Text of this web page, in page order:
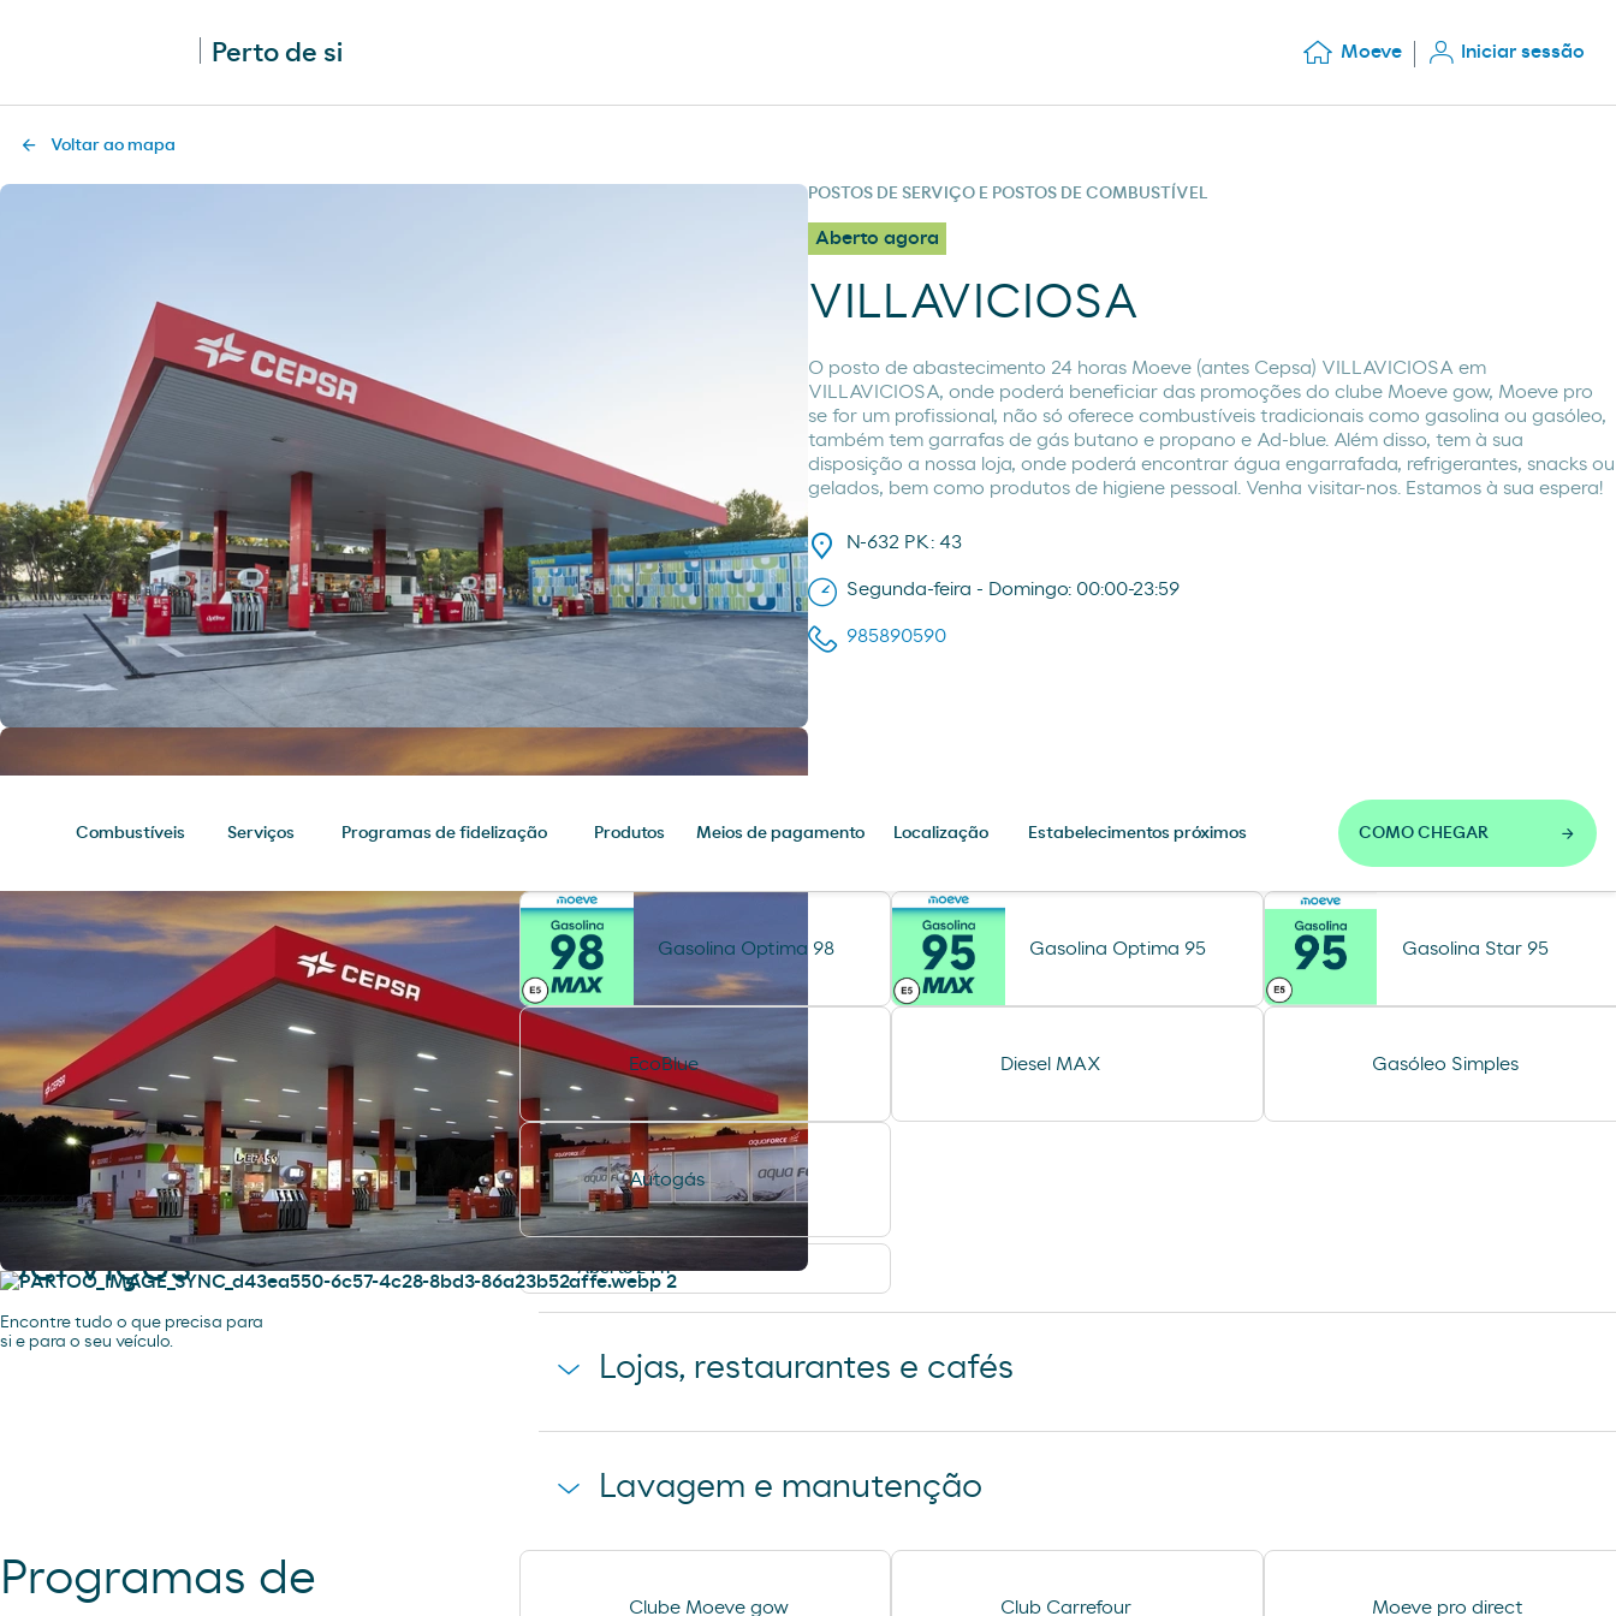
Perto de si Moeve Iniciar sessão
Voltar ao mapa
POSTOS DE SERVIÇO E POSTOS DE COMBUSTÍVEL
Aberto agora
VILLAVICIOSA
O posto de abastecimento 24 horas Moeve (antes Cepsa) VILLAVICIOSA em
VILLAVICIOSA, onde poderá beneficiar das promoções do clube Moeve gow, Moeve pro
se for um profissional, não só oferece combustíveis tradicionais como gasolina ou gasóleo,
também tem garrafas de gás butano e propano e Ad-blue. Além disso, tem à sua
disposição a nossa loja, onde poderá encontrar água engarrafada, refrigerantes, snacks ou
gelados, bem como produtos de higiene pessoal. Venha visitar-nos. Estamos à sua espera!
N-632 PK: 43
Segunda-feira - Domingo: 00:00-23:59
985890590
Combustíveis Serviços Programas de fidelização Produtos Meios de pagamento Localização Estabelecimentos próximos COMO CHEGAR
Combustíveis
Chegue ao seu destino com os
melhores produtos para o seu
Gasolina Optima 98 Gasolina Optima 95 Gasolina Star 95
EcoBlue Diesel MAX Gasóleo Simples
Autogás
Serviços
Encontre tudo o que precisa para
si e para o seu veículo.
Aberto 24 h
Lojas, restaurantes e cafés
Lavagem e manutenção
automóveis
Programas de
Clube Moeve gow Club Carrefour Moeve pro direct